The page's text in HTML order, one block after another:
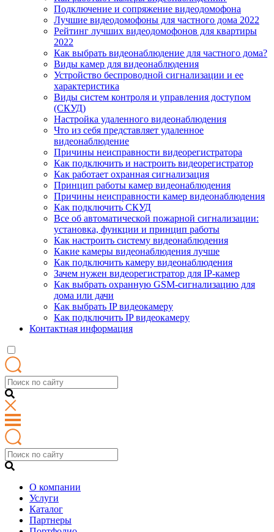
Подключение и сопряжение видеодомофона
Лучшие видеодомофоны для частного дома 2022
Рейтинг лучших видеодомофонов для квартиры
2022
Как выбрать видеонаблюдение для частного дома?
Виды камер для видеонаблюдения
Устройство беспроводной сигнализации и ее
характеристика
Виды систем контроля и управления доступом
(СКУД)
Настройка удаленного видеонаблюдения
Что из себя представляет удаленное
видеонаблюдение
Причины неисправности видеорегистратора
Как подключить и настроить видеорегистратор
Как работает охранная сигнализация
Принцип работы камер видеонаблюдения
Причины неисправности камер видеонаблюдения
Как подключить СКУД
Все об автоматической пожарной сигнализации:
установка, функции и принцип работы
Как настроить систему видеонаблюдения
Какие камеры видеонаблюдения лучше
Как подключить камеру видеонаблюдения
Зачем нужен видеорегистратор для IP-камер
Как выбрать охранную GSM-сигнализацию для
дома или дачи
Как выбрать IP видеокамеру
Как подключить IP видеокамеру
Контактная информация
О компании
Услуги
Каталог
Партнеры